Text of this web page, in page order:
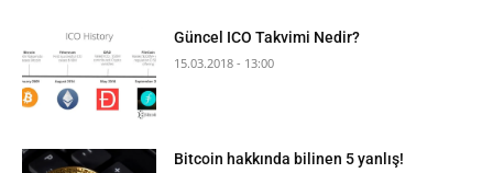
Güncel ICO Takvimi Nedir?
15.03.2018 - 13:00
Bitcoin hakkında bilinen 5 yanlış!